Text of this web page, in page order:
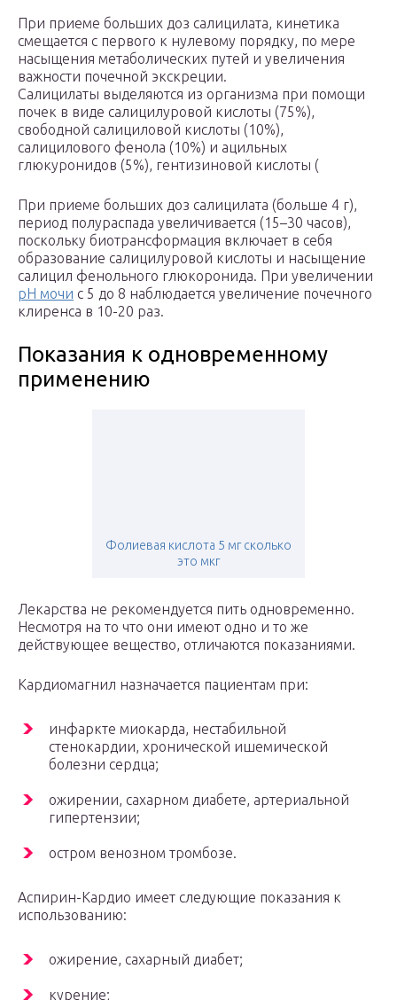
При приеме больших доз салицилата, кинетика
смещается с первого к нулевому порядку, по мере
насыщения метаболических путей и увеличения
важности почечной экскреции.
Салицилаты выделяются из организма при помощи
почек в виде салицилуровой кислоты (75%),
свободной салициловой кислоты (10%),
салицилового фенола (10%) и ацильных
глюкуронидов (5%), гентизиновой кислоты (
При приеме больших доз салицилата (больше 4 г),
период полураспада увеличивается (15–30 часов),
поскольку биотрансформация включает в себя
образование салицилуровой кислоты и насыщение
салицил фенольного глюкоронида. При увеличении
pH мочи с 5 до 8 наблюдается увеличение почечного
клиренса в 10-20 раз.
Показания к одновременному
применению
Фолиевая кислота 5 мг сколько
это мкг
Лекарства не рекомендуется пить одновременно.
Несмотря на то что они имеют одно и то же
действующее вещество, отличаются показаниями.
Кардиомагнил назначается пациентам при:
инфаркте миокарда, нестабильной
стенокардии, хронической ишемической
болезни сердца;
ожирении, сахарном диабете, артериальной
гипертензии;
остром венозном тромбозе.
Аспирин-Кардио имеет следующие показания к
использованию:
ожирение, сахарный диабет;
курение;